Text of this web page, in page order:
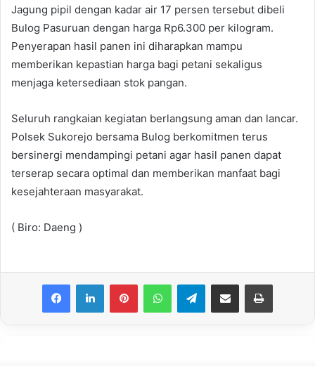
Jagung pipil dengan kadar air 17 persen tersebut dibeli
Bulog Pasuruan dengan harga Rp6.300 per kilogram.
Penyerapan hasil panen ini diharapkan mampu
memberikan kepastian harga bagi petani sekaligus
menjaga ketersediaan stok pangan.
Seluruh rangkaian kegiatan berlangsung aman dan lancar.
Polsek Sukorejo bersama Bulog berkomitmen terus
bersinergi mendampingi petani agar hasil panen dapat
terserap secara optimal dan memberikan manfaat bagi
kesejahteraan masyarakat.
( Biro: Daeng )
Telegram